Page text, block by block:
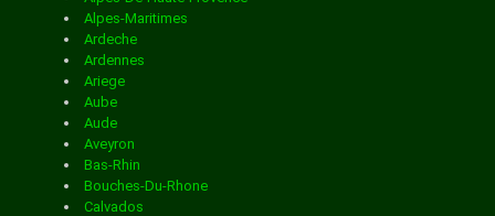
Services de distribution dans la ville de
Services de distribution dans la ville de AUDUN LE
Vosges
Yonne
Yvelines
Alpes-Maritimes
Ardeche
Ardennes
Ariege
Aube
Aude
Aveyron
Bas-Rhin
Bouches-Du-Rhone
Calvados